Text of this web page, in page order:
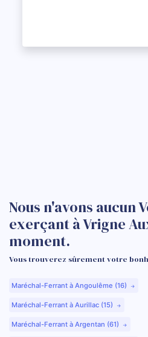
Nous n'avons aucun
exerçant à Vrigne
moment.
Vous trouverez sûrement votre
Maréchal-Ferrant à Angoulême (16)
Maréchal-Ferrant à Aurillac (15)
Maréchal-Ferrant à Argentan (61)